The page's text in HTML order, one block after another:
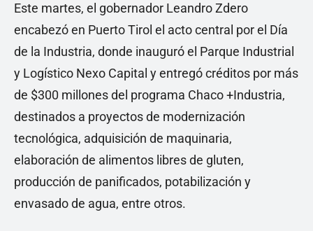
Este martes, el gobernador Leandro Zdero
encabezó en Puerto Tirol el acto central por el Día
de la Industria, donde inauguró el Parque Industrial
y Logístico Nexo Capital y entregó créditos por más
de $300 millones del programa Chaco +Industria,
destinados a proyectos de modernización
tecnológica, adquisición de maquinaria,
elaboración de alimentos libres de gluten,
producción de panificados, potabilización y
envasado de agua, entre otros.